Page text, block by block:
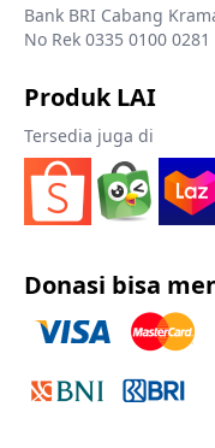
Bank BRI Cabang
No Rek 0335 0100 0281
Produk LAI
Tersedia juga di
Donasi bisa